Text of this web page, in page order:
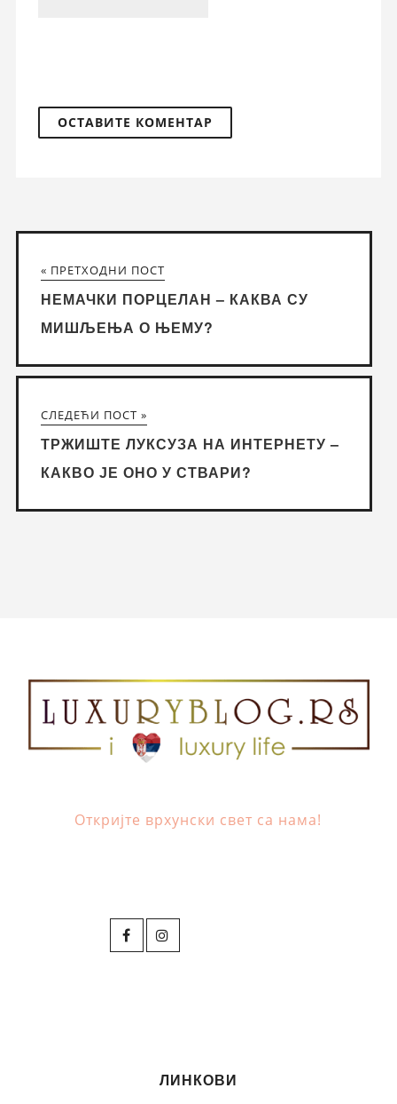
« ПРЕТХОДНИ ПОСТ
НЕМАЧКИ ПОРЦЕЛАН – КАКВА СУ
МИШЉЕЊА О ЊЕМУ?
СЛЕДЕЋИ ПОСТ »
ТРЖИШТЕ ЛУКСУЗА НА ИНТЕРНЕТУ –
КАКВО ЈЕ ОНО У СТВАРИ?
Откријте врхунски свет са нама!
ЛИНКОВИ